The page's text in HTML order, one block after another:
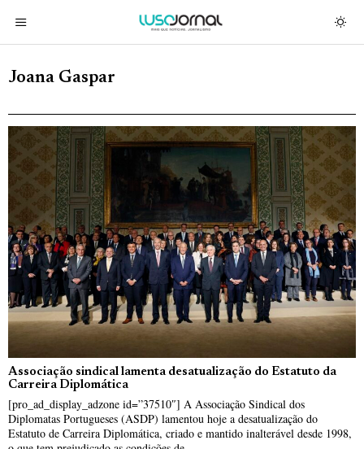
Joana Gaspar
Associação sindical lamenta desatualização do Estatuto da
Carreira Diplomática
[pro_ad_display_adzone id=”37510″] A Associação Sindical dos
Diplomatas Portugueses (ASDP) lamentou hoje a desatualização do
Estatuto de Carreira Diplomática, criado e mantido inalterável desde 1998,